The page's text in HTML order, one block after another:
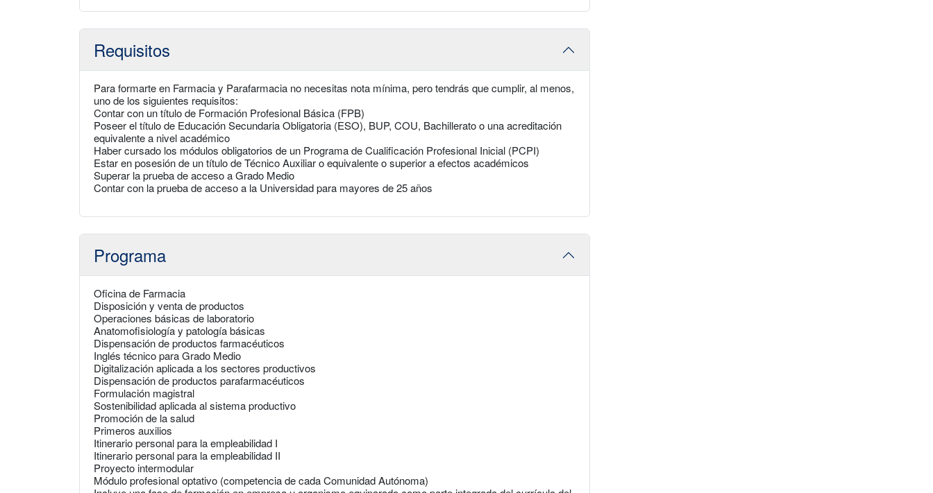
Requisitos
Para formarte en Farmacia y Parafarmacia no necesitas nota mínima, pero tendrás que cumplir, al menos,
uno de los siguientes requisitos:
Contar con un título de Formación Profesional Básica (FPB)
Poseer el título de Educación Secundaria Obligatoria (ESO), BUP, COU, Bachillerato o una acreditación
equivalente a nivel académico
Haber cursado los módulos obligatorios de un Programa de Cualificación Profesional Inicial (PCPI)
Estar en posesión de un título de Técnico Auxiliar o equivalente o superior a efectos académicos
Superar la prueba de acceso a Grado Medio
Contar con la prueba de acceso a la Universidad para mayores de 25 años
Programa
Oficina de Farmacia
Disposición y venta de productos
Operaciones básicas de laboratorio
Anatomofisiología y patología básicas
Dispensación de productos farmacéuticos
Inglés técnico para Grado Medio
Digitalización aplicada a los sectores productivos
Dispensación de productos parafarmacéuticos
Formulación magistral
Sostenibilidad aplicada al sistema productivo
Promoción de la salud
Primeros auxilios
Itinerario personal para la empleabilidad I
Itinerario personal para la empleabilidad II
Proyecto intermodular
Módulo profesional optativo (competencia de cada Comunidad Autónoma)